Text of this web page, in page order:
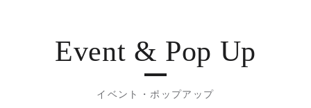
Event & Pop Up
イベント・ポップアップ